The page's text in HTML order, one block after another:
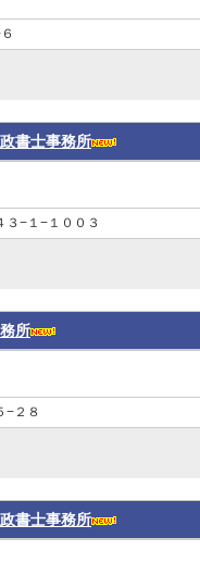
書士事務所
３−１−１００３
所
−２８
書士事務所